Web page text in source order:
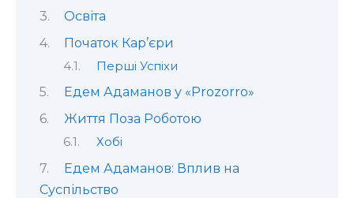
Освіта
Початок Кар’єри
Перші Успіхи
Едем Адаманов у «Prozorro»
Життя Поза Роботою
Хобі
Едем Адаманов: Вплив на
Суспільство